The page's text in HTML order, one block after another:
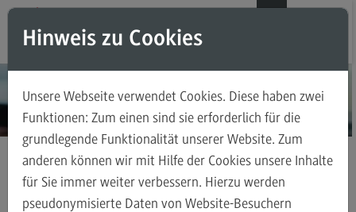
Direkt zum Inhalt
Direkt zum Hauptmenu
Direkt zum Footer
Modul-O-Mat
Masterstudiengänge
Accounting, Controlling, Taxation
Accounting, Controlling, Taxation
Modulangebot
Masterstudiengänge Sales and Negotiation Kontakt
Hinweis zu Cookies
Unsere Webseite verwendet Cookies. Diese haben zwei
Funktionen: Zum einen sind sie erforderlich für die
grundlegende Funktionalität unserer Website. Zum
anderen können wir mit Hilfe der Cookies unsere Inhalte
für Sie immer weiter verbessern. Hierzu werden
pseudonymisierte Daten von Website-Besuchern